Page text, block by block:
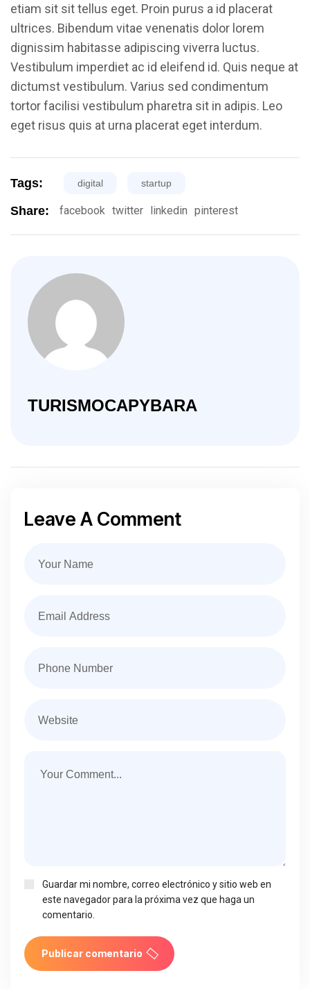
etiam sit sit tellus eget. Proin purus a id placerat
ultrices. Bibendum vitae venenatis dolor lorem
dignissim habitasse adipiscing viverra luctus.
Vestibulum imperdiet ac id eleifend id. Quis neque at
dictumst vestibulum. Varius sed condimentum
tortor facilisi vestibulum pharetra sit in adipis. Leo
eget risus quis at urna placerat eget interdum.
Tags: digital startup
Share: facebook twitter linkedin pinterest
TURISMOCAPYBARA
Leave A Comment
Guardar mi nombre, correo electrónico y sitio web en
este navegador para la próxima vez que haga un
comentario.
Publicar comentario